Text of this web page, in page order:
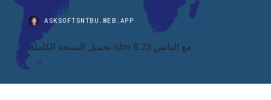
ASKSOFTSNTBU.WEB.APP
تحميل النسخة الكاملة idm 6.23 مع الباتش